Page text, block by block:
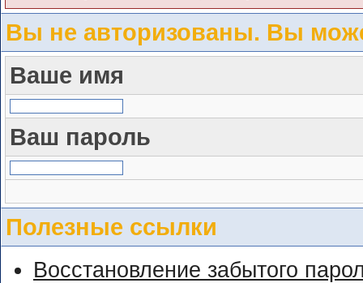
Вы не авторизованы. Вы
Ваше имя
Ваш пароль
Полезные ссылки
Восстановление забытого